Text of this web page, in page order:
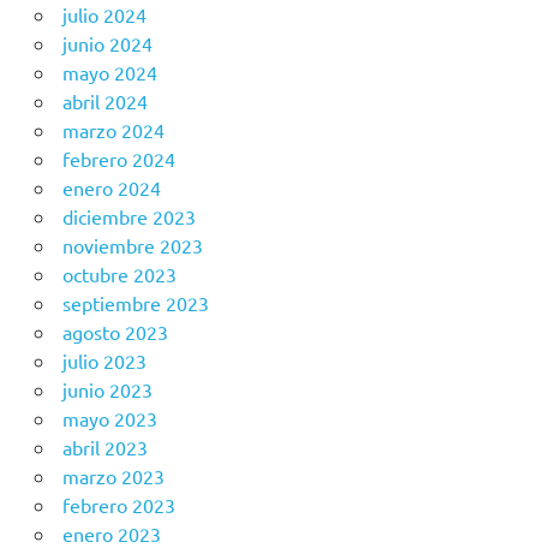
julio 2024
junio 2024
mayo 2024
abril 2024
marzo 2024
febrero 2024
enero 2024
diciembre 2023
noviembre 2023
octubre 2023
septiembre 2023
agosto 2023
julio 2023
junio 2023
mayo 2023
abril 2023
marzo 2023
febrero 2023
enero 2023